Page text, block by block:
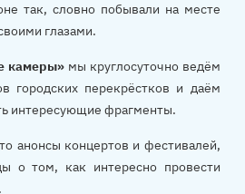
так, словно побывали на месте
глазами.
камеры»мы круглосуточно ведём
городских перекрёстков и даём
интересующие фрагменты.
анонсы концертов и фестивалей,
о том, как интересно провести